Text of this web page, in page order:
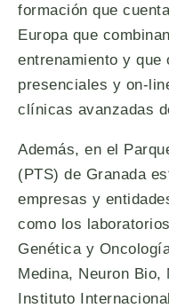
formación que
Europa que
entrenamiento y
presenciales y on-
clínicas avanzadas
Además, en el
(PTS) de Granada
empresas y
como los
Genética y
Medina, Neuron
Instituto